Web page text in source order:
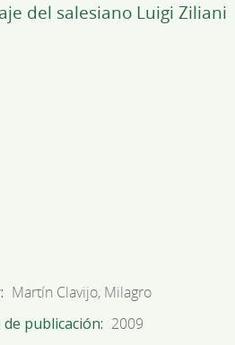
del salesiano Luigi Ziliani
Martín Clavijo, Milagro
de publicación 2009